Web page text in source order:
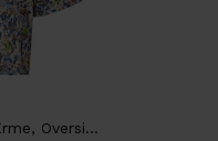
Masai MaBecca Bluse 3/4 Ærme, Oversize, Småblomstret